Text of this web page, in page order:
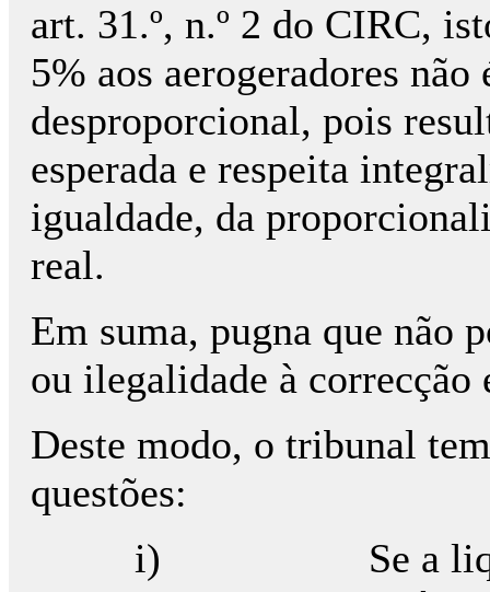
art. 31.º, n.º 2 do CIRC,
5% aos aerogeradores
desproporcional, pois
esperada e respeita
igualdade, da
real.
Em suma, pugna que não
ou ilegalidade à correcção
Deste modo, o tribunal
questões:
i) Se a